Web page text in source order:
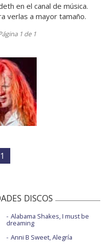
en el canal de música.
verlas a mayor tamaño.
1 de 1
1
DISCOS
Alabama Shakes, I must be
dreaming
Anni B Sweet, Alegría